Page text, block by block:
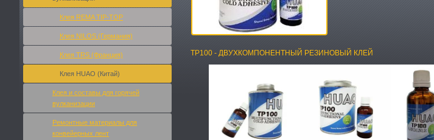
TP100 - ДВУХКОМПОНЕНТНЫЙ РЕЗИНОВЫЙ КЛЕЙ
Клея REMA TIP-TOP
Клея NILOS (Германия)
Клея TRS (Франция)
Клея HUAO (Китай)
Клея и составы для горячей
вулканизации
Ремонтные материалы для
конвейерных лент